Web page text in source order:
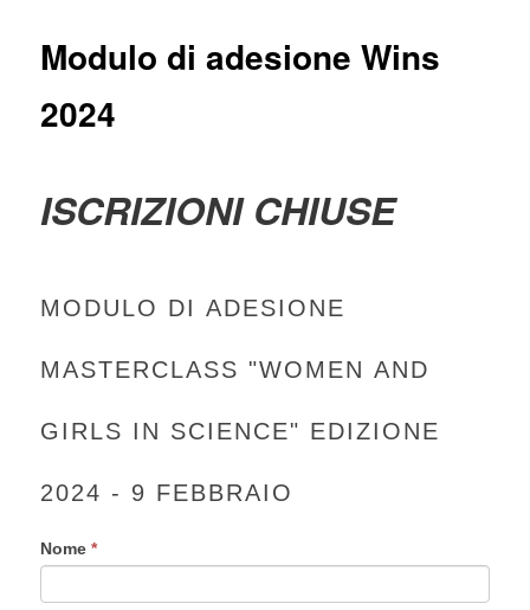
Modulo di adesione Wins
2024
ISCRIZIONI CHIUSE
di
"Women
Girls
Edizione
-
febbraio
MODULO DI ADESIONE
MASTERCLASS "WOMEN AND
GIRLS IN SCIENCE" EDIZIONE
2024 - 9 FEBBRAIO
Nome*